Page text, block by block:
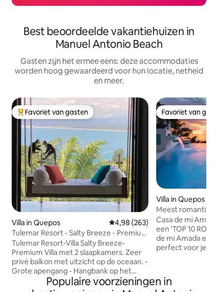
Best beoordeelde vakantiehuizen in
Manuel Antonio Beach
Gasten zijn het ermee eens: deze accommodaties
worden hoog gewaardeerd voor hun locatie, netheid
en meer.
Topfavoriet van gasten
Favoriet van gasten
Villa in Quepos Gemiddelde beoordeling van
4,98 (263)
Tulemar Resort - Salty Breeze - Premium
2 slaapkamers
Tulemar Resort-Villa Salty Breeze-
Premium Villa met 2 slaapkamers. Zeer
privé balkon met uitzicht op de oceaan. -
Grote apengang - Hangbank op het
balkon met een prachtig uitzicht -
Jacuzzi op het balkon -Superfast wifi -
Favoriet van
Favoriet van
Villa in Quepos
Meest
privézwembad,
Casa de mi
een 'TOP 10
de mi Amada
perfect voor je
luxe,
slechts enkele
Populaire voorzieningen in